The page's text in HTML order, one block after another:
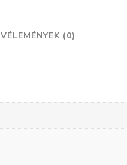
VÉLEMÉNYEK (0)